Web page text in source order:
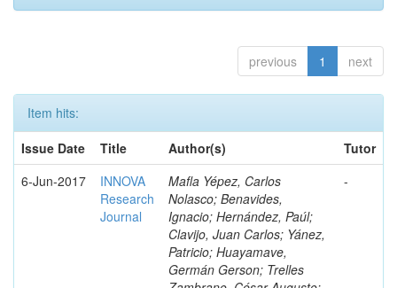
previous 1 next
Item hits:
Issue Date
Title Author(s)
Tutor
6-Jun-2017
INNOVA
Research
Journal
Mafla Yépez, Carlos
Nolasco; Benavides,
Ignacio; Hernández, Paúl;
Clavijo, Juan Carlos; Yánez,
Patricio; Huayamave,
Germán Gerson; Trelles
-